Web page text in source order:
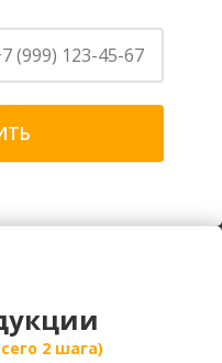
2 шага)